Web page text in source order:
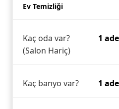
Ev Temizliği
Kaç oda var?
(Salon Hariç)
1
Kaç banyo var? 1